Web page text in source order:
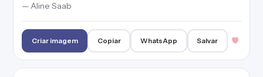
— Aline Saab
Criar imagem Copiar WhatsApp Salvar